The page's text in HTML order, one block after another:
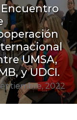
Encuentro
UMSA,
y UDCI.
2022